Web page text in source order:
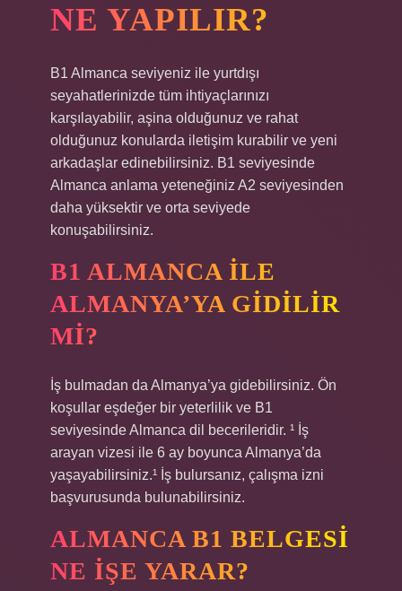
NE YAPILIR?
B1 Almanca seviyeniz ile yurtdışı
seyahatlerinizde tüm ihtiyaçlarınızı
karşılayabilir, aşina olduğunuz ve rahat
olduğunuz konularda iletişim kurabilir ve yeni
arkadaşlar edinebilirsiniz. B1 seviyesinde
Almanca anlama yeteneğiniz A2 seviyesinden
daha yüksektir ve orta seviyede
konuşabilirsiniz.
B1 ALMANCA ILE
ALMANYA’YA GIDILIR
MI?
İş bulmadan da Almanya’ya gidebilirsiniz. Ön
koşullar eşdeğer bir yeterlilik ve B1
seviyesinde Almanca dil becerileridir. ¹ İş
arayan vizesi ile 6 ay boyunca Almanya’da
yaşayabilirsiniz.¹ İş bulursanız, çalışma izni
başvurusunda bulunabilirsiniz.
ALMANCA B1 BELGESI
NE IŞE YARAR?